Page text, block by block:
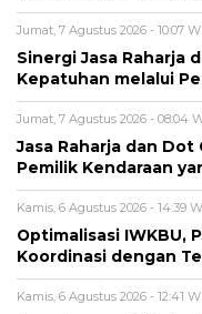
Jumat, 7 Agustus 2026 - 10:07
Sinergi Jasa Raharja
Kepatuhan melalui
Jumat, 7 Agustus 2026 - 08:04
Jasa Raharja dan
Pemilik Kendaraan
Kamis, 6 Agustus 2026 - 14:39
Optimalisasi IWKBU,
Koordinasi dengan
Kamis, 6 Agustus 2026 - 12:41